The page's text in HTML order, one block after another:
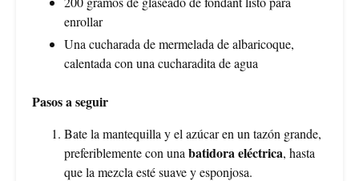
enrollar
Una cucharada de mermelada de albaricoque,
calentada con una cucharadita de agua
Pasos a seguir
Bate la mantequilla y el azúcar en un tazón grande,
preferiblemente con una batidora eléctrica, hasta
que la mezcla esté suave y esponjosa.